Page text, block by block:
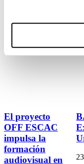
El proyecto
OFF ESCAC
impulsa la
formación
audiovisual en